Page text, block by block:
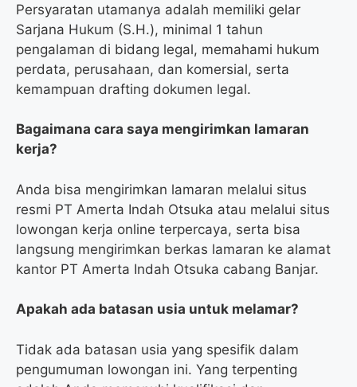
Persyaratan utamanya adalah memiliki gelar
Sarjana Hukum (S.H.), minimal 1 tahun
pengalaman di bidang legal, memahami hukum
perdata, perusahaan, dan komersial, serta
kemampuan drafting dokumen legal.
Bagaimana cara saya mengirimkan lamaran
kerja?
Anda bisa mengirimkan lamaran melalui situs
resmi PT Amerta Indah Otsuka atau melalui situs
lowongan kerja online terpercaya, serta bisa
langsung mengirimkan berkas lamaran ke alamat
kantor PT Amerta Indah Otsuka cabang Banjar.
Apakah ada batasan usia untuk melamar?
Tidak ada batasan usia yang spesifik dalam
pengumuman lowongan ini. Yang terpenting